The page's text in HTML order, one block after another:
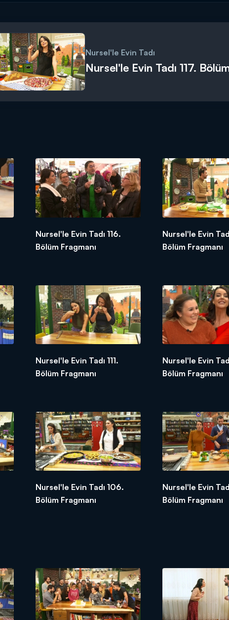
Nursel'le Evin Tadı
Nursel'le Evin Tadı 117.
Nursel'le Evin Tadı 116.
Bölüm Fragmanı
Nursel'le Evin
Bölüm Fragmanı
Nursel'le Evin Tadı 111.
Bölüm Fragmanı
Nursel'le Evin
Bölüm Fragmanı
Nursel'le Evin Tadı 106.
Bölüm Fragmanı
Nursel'le Evin
Bölüm Fragmanı